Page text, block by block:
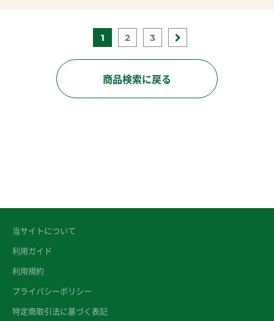
1 2 3
商品検索に戻る
当サイトについて
利用ガイド
利用規約
プライバシーポリシー
特定商取引法に基づく表記